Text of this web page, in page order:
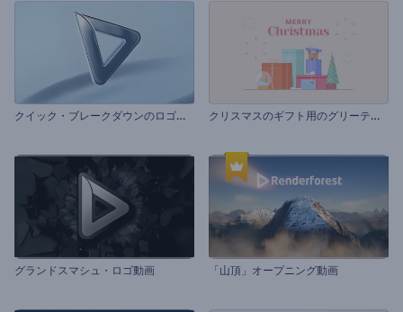
ク
イック・ブレークダウンのロゴ動画 ク
リスマスのギフト用のグリーティングカード
グランドスマシュ・ロゴ動画 「山頂」オープニング動画